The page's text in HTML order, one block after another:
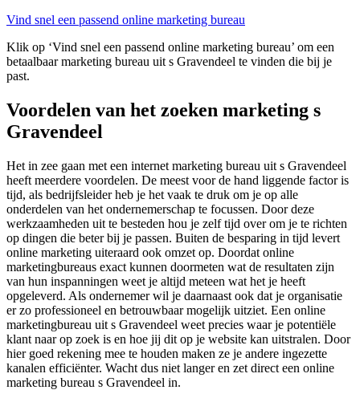
Vind snel een passend online marketing bureau
Klik op ‘Vind snel een passend online marketing bureau’ om een
betaalbaar marketing bureau uit s Gravendeel te vinden die bij je
past.
Voordelen van het zoeken marketing s
Gravendeel
Het in zee gaan met een internet marketing bureau uit s Gravendeel
heeft meerdere voordelen. De meest voor de hand liggende factor is
tijd, als bedrijfsleider heb je het vaak te druk om je op alle
onderdelen van het ondernemerschap te focussen. Door deze
werkzaamheden uit te besteden hou je zelf tijd over om je te richten
op dingen die beter bij je passen. Buiten de besparing in tijd levert
online marketing uiteraard ook omzet op. Doordat online
marketingbureaus exact kunnen doormeten wat de resultaten zijn
van hun inspanningen weet je altijd meteen wat het je heeft
opgeleverd. Als ondernemer wil je daarnaast ook dat je organisatie
er zo professioneel en betrouwbaar mogelijk uitziet. Een online
marketingbureau uit s Gravendeel weet precies waar je potentiële
klant naar op zoek is en hoe jij dit op je website kan uitstralen. Door
hier goed rekening mee te houden maken ze je andere ingezette
kanalen efficiënter. Wacht dus niet langer en zet direct een online
marketing bureau s Gravendeel in.